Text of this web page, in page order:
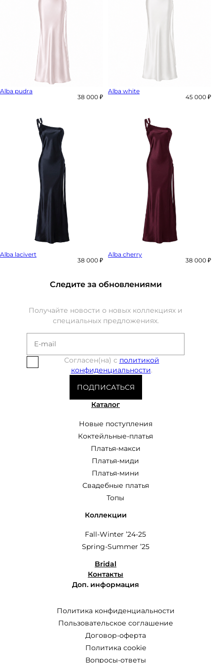
Alba pudra
38 000 ₽
Alba white
45 000 ₽
Alba lacivert
38 000 ₽
Alba cherry
38 000 ₽
Следите за обновлениями
Получайте новости о новых коллекциях и
специальных предложениях.
Согласен(на) с политикой
конфиденциальности.
ПОДПИСАТЬСЯ
Каталог
Новые поступления
Коктейльные-платья
Платья-макси
Платья-миди
Платья-мини
Свадебные платья
Топы
Коллекции
Fall-Winter ’24-25
Spring-Summer ’25
Bridal
Контакты
Доп. информация
Политика конфиденциальности
Пользовательское соглашение
Договор-оферта
Политика cookie
Вопросы-ответы